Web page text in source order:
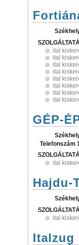
ital
ital
ital
ital
ital
ital
ital
ital
GÉP-
Telefonszám
ital
Hajdu-
ital
Italzug